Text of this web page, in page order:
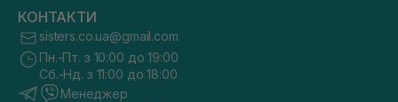
КОНТАКТИ
sisters.co.ua@gmail.com
Пн.-Пт. з 10:00 до 19:00
Сб.-Нд. з 11:00 до 18:00
Менеджер